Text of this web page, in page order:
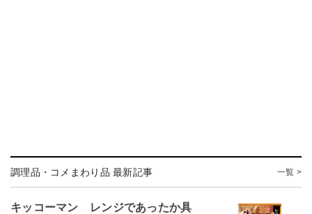
調理品・コメまわり品 最新記事 一覧 >
キッコーマン レンジであったか具